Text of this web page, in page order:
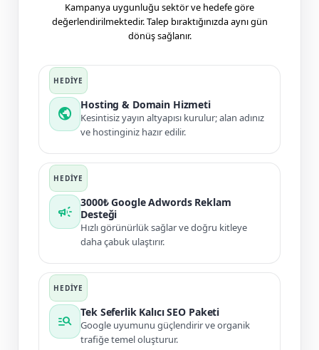
Kampanya uygunluğu sektör ve hedefe göre
değerlendirilmektedir. Talep bıraktığınızda aynı gün
dönüş sağlanır.
public
Hosting & Domain Hizmeti
Kesintisiz yayın altyapısı kurulur; alan adınız
ve hostinginiz hazır edilir.
campaign
3000₺ Google Adwords Reklam
Desteği
Hızlı görünürlük sağlar ve doğru kitleye
daha çabuk ulaştırır.
manage_search
Tek Seferlik Kalıcı SEO Paketi
Google uyumunu güçlendirir ve organik
trafiğe temel oluşturur.